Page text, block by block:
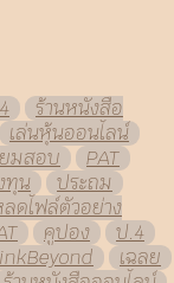
ร้านหนังสือ
เล่นหุ้นออนไลน์
ยมสอบ
PAT
ทุน
ประถม
ลดไฟล์ตัวอย่าง
คูปอง
ป.4
เฉลย